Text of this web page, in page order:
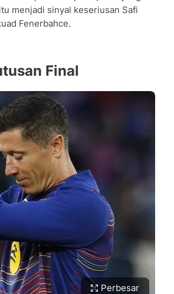
menjadi sinyal keseriusan Safi
Fenerbahce.
Final
Perbesar